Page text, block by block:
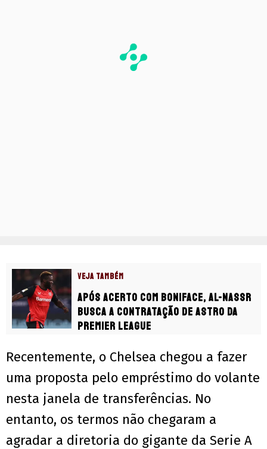
VEJA TAMBÉM
Após acerto com Boniface, Al-Nassr
busca a contratação de astro da
Premier League
Recentemente, o Chelsea chegou a fazer
uma proposta pelo empréstimo do volante
nesta janela de transferências. No
entanto, os termos não chegaram a
agradar a diretoria do gigante da Serie A